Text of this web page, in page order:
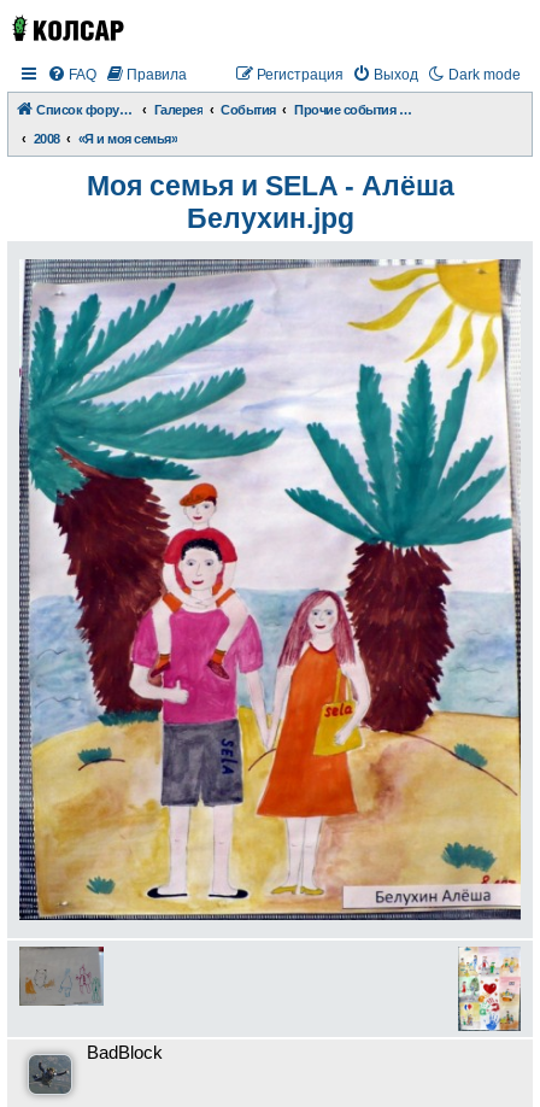
Dark mode
FAQ Правила Выход
Регистрация
Список форумов Галерея События
Прочие события и происшествия
2008
«Я и моя семья»
Моя семья и SELA - Алёша
Белухин.jpg
BadBlock